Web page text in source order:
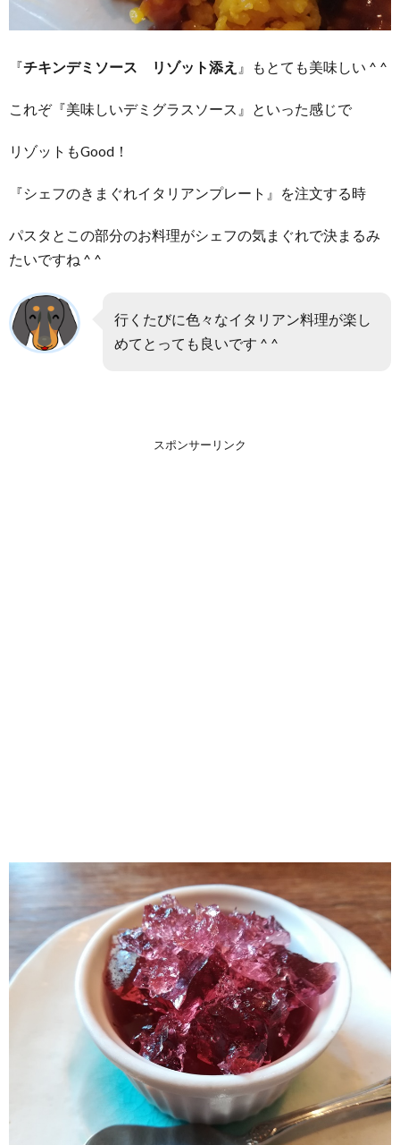
『チキンデミソース リゾット添え 』もとても美味しい ^ ^
これぞ『美味しいデミグラスソース』といった感じで
リゾットもGood！
『シェフのきまぐれイタリアンプレート』を注文する時
パスタとこの部分のお料理がシェフの気まぐれで決まるみ
たいですね ^ ^
行くたびに色々なイタリアン料理が楽し
めてとっても良いです ^ ^
スポンサーリンク